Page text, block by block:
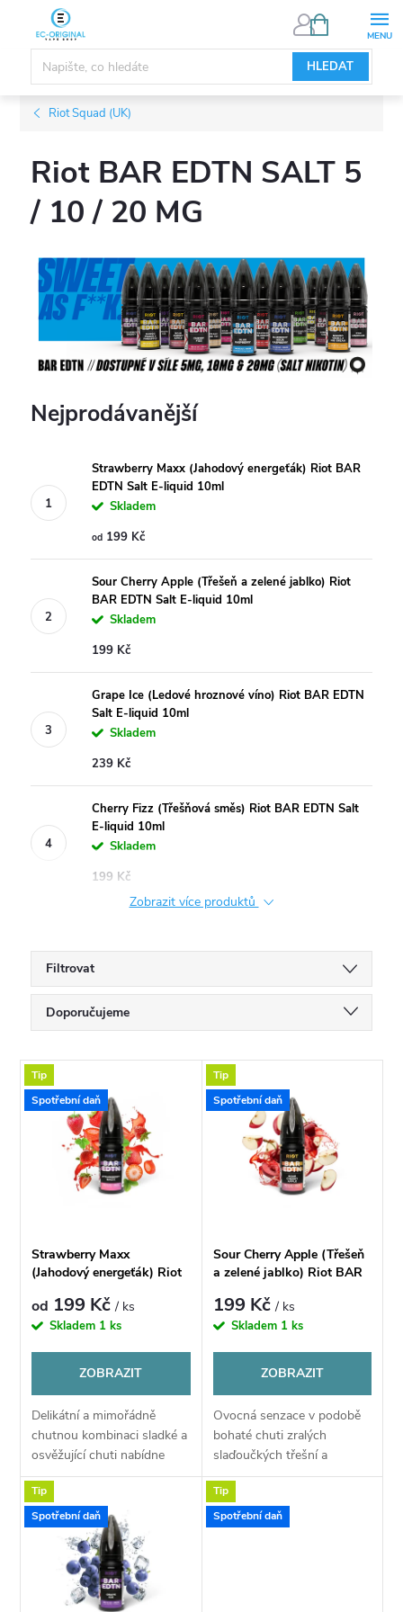
obsah
HLEDAT
NÁKUPNÍ
Riot Squad (UK)
Riot BAR EDTN SALT 5
/ 10 / 20 MG
Nejprodávanější
Strawberry Maxx (Jahodový energeťák) Riot BAR
EDTN Salt E-liquid 10ml
Skladem
od 199 Kč
Sour Cherry Apple (Třešeň a zelené jablko) Riot
BAR EDTN Salt E-liquid 10ml
Skladem
199 Kč
Grape Ice (Ledové hroznové víno) Riot BAR EDTN
Salt E-liquid 10ml
Skladem
239 Kč
Cherry Fizz (Třešňová směs) Riot BAR EDTN Salt
E-liquid 10ml
Skladem
199 Kč
Zobrazit více produktů
Filtrovat
Ř
a
z
í
p
r
d
u
k
Doporučujeme
Nejdražší
Nejprodávanější
Abecedně
V
ý
s
p
r
o
d
u
k
Tip
Spotřební daň
Strawberry Maxx
(Jahodový energeťák) Riot
10ml
od 199 Kč/ ks
Skladem 1 ks
ZOBRAZIT
Delikátní a mimořádně
chutnou kombinaci sladké a
osvěžující chuti nabídne
Strawberry Maxx. Jedná se
o chuť výborného svěžího
energetického nápoje s
jahodovou šťávou....
Tip
Spotřební daň
Sour Cherry Apple (Třešeň
a zelené jablko) Riot BAR
199 Kč/ ks
Skladem 1 ks
ZOBRAZIT
Ovocná senzace v podobě
bohaté chuti zralých
slaďoučkých třešní a
intenzivního aroma
nakyslého zeleného jablka si
získá srdce nejednoho
Tip
Spotřební daň
Tip
Spotřební daň